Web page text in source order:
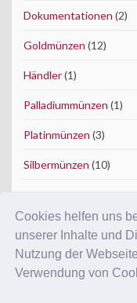
Cookies helfen uns
unserer Inhalte und
Nutzung der
Verwendung von
Dokumentationen (2)
Goldmünzen (12)
Händler(1)
Palladiummünzen (1)
Platinmünzen (3)
Silbermünzen (10)
Copyright © 2012 ConWeSo GmbH.
Ausgewiesene Marken gehören